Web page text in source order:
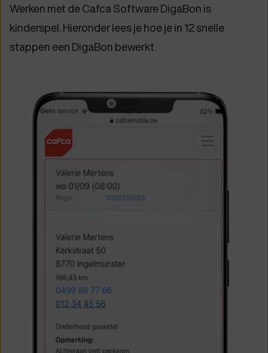
Werken met de Cafca Software DigaBon is
kinderspel. Hieronder lees je hoe je in 12 snelle
stappen een DigaBon bewerkt.